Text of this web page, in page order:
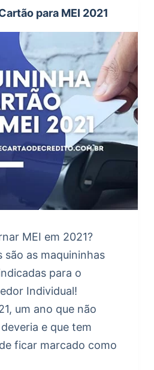
para MEI 2021
MEI em 2021?
são as maquininhas
para o
Individual!
um ano que não
e que tem
ficar marcado como